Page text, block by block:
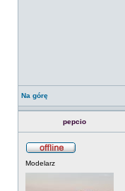
Na górę
pepcio
Modelarz